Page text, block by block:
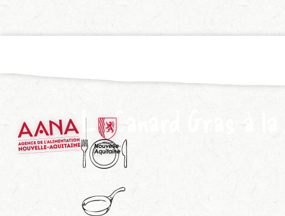
Le Canard Gras à